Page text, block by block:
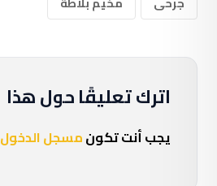
اترك تعليقًا حول هذا
يجب أنت تكونمسجل الدخول